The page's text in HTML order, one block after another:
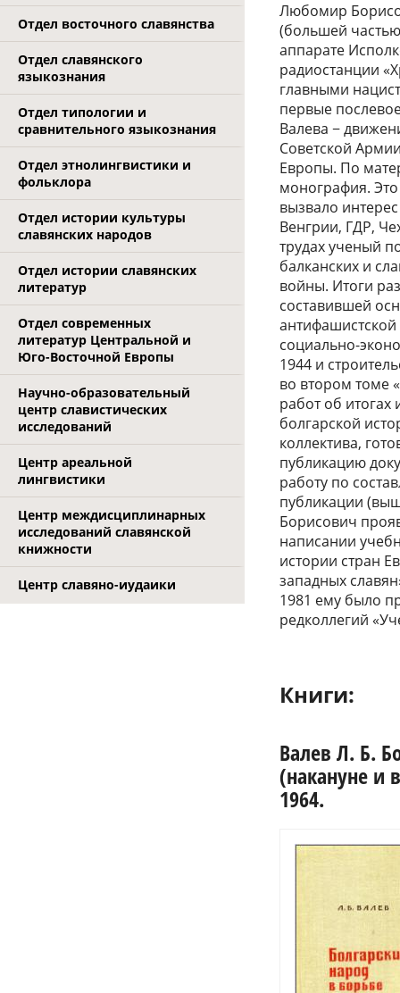
Отдел восточного славянства
Отдел славянского
языкознания
Отдел типологии и
сравнительного языкознания
Отдел этнолингвистики и
фольклора
Отдел истории культуры
славянских народов
Отдел истории славянских
литератур
Отдел современных
литератур Центральной и
Юго-Восточной Европы
Научно-образовательный
центр славистических
исследований
Центр ареальной
лингвистики
Центр междисциплинарных
исследований славянской
книжности
Центр славяно-иудаики
Любомир
(большей
аппарате
радиостанции
главными
первые
Валева −
Советской
Европы. По
монография.
вызвало
Венгрии, ГДР,
трудах ученый
балканских и
войны. Итоги
составившей
социально-
1944 и
во втором томе
работ об
болгарской
коллектива,
публикацию
работу по
публикации
Борисович
написании
истории стран
западных
1981 ему было
редколлегий
Книги:
Валев Л. Б.
(накануне и
1964.